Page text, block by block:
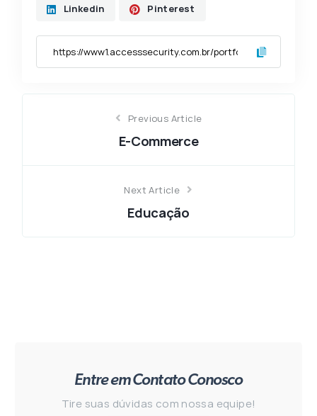
Linkedin Pinterest
Previous Article
E-Commerce
Next Article
Educação
Entre em Contato Conosco
Tire suas dúvidas com nossa equipe!